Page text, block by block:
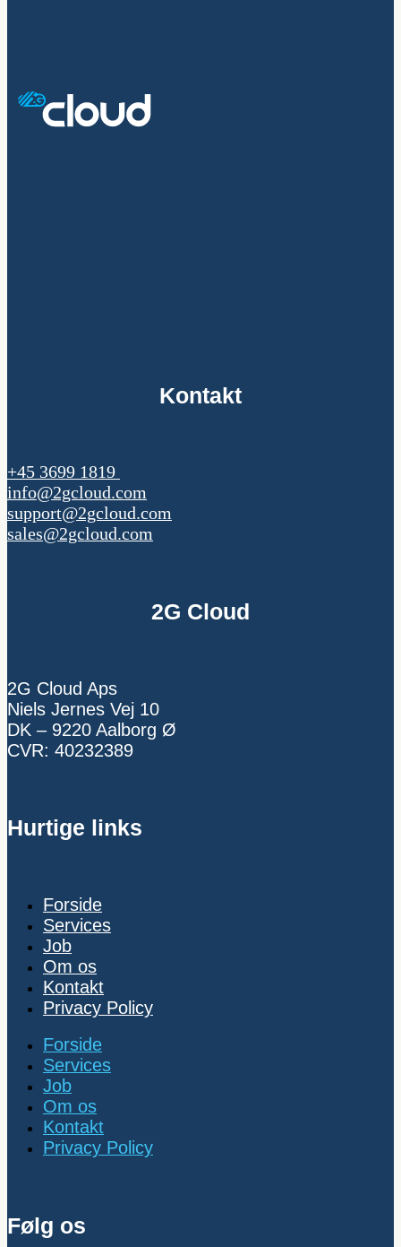
Kontakt
+45 3699 1819
info@2gcloud.com
support@2gcloud.com
sales@2gcloud.com
2G Cloud
2G Cloud Aps
Niels Jernes Vej 10
DK – 9220 Aalborg Ø
CVR: 40232389
Hurtige links
Forside
Services
Job
Om os
Kontakt
Privacy Policy
Forside
Services
Job
Om os
Kontakt
Privacy Policy
Følg os